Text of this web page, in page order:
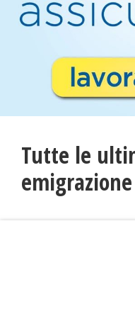
Tutte le